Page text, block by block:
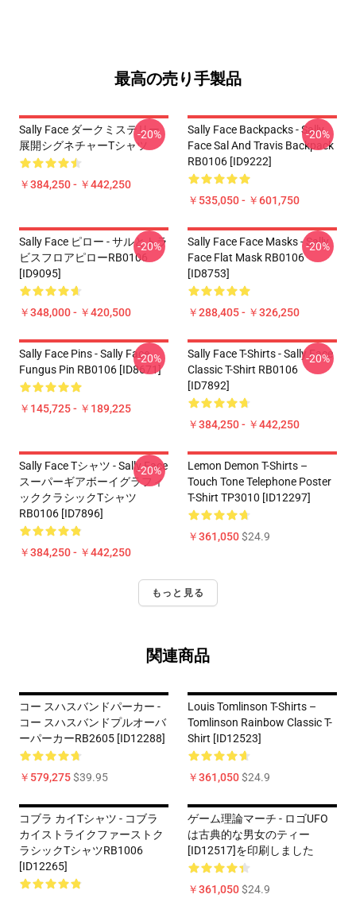
最高の売り手製品
Sally Face ダークミステリー
展開シグネチャーTシャツ
￥384,250 - ￥442,250
-20%
Sally Face Backpacks - Sally
Face Sal And Travis Backpack
RB0106 [ID9222]
￥535,050 - ￥601,750
-20%
Sally Face ピロー - サルとトラ
ビスフロアピローRB0106
[ID9095]
￥348,000 - ￥420,500
-20%
Sally Face Face Masks - Sally
Face Flat Mask RB0106
[ID8753]
￥288,405 - ￥326,250
-20%
Sally Face Pins - Sally Face
Fungus Pin RB0106 [ID8671]
￥145,725 - ￥189,225
-20%
Sally Face T-Shirts - Sally Face
Classic T-Shirt RB0106
[ID7892]
￥384,250 - ￥442,250
-20%
Sally Face Tシャツ - Sally Face
スーパーギアボーイグラフィ
ッククラシックTシャツ
RB0106 [ID7896]
￥384,250 - ￥442,250
-20%
Lemon Demon T-Shirts –
Touch Tone Telephone Poster
T-Shirt TP3010 [ID12297]
￥361,050$24.9
もっと見る
関連商品
コー スハスバンドパーカー -
コー スハスバンドプルオーバ
ーパーカーRB2605 [ID12288]
￥579,275$39.95
Louis Tomlinson T-Shirts –
Tomlinson Rainbow Classic T-
Shirt [ID12523]
￥361,050$24.9
コブラ カイTシャツ - コブラ
カイストライクファーストク
ラシックTシャツRB1006
[ID12265]
ゲーム理論マーチ - ロゴUFO
は古典的な男女のティー
[ID12517]を印刷しました
￥361,050$24.9